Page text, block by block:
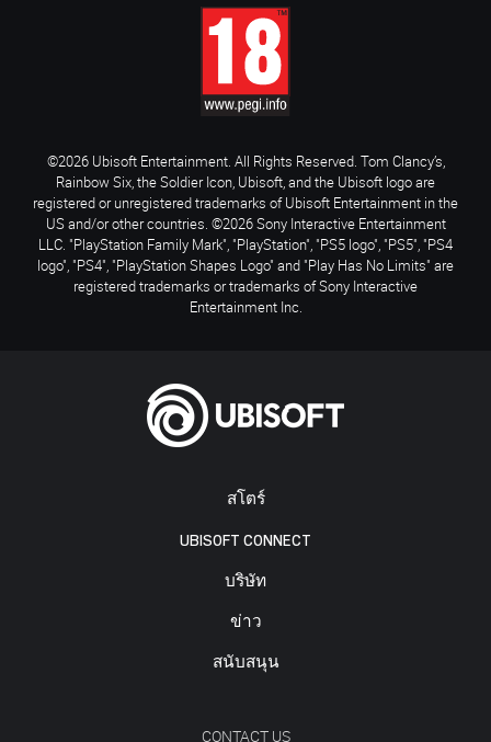
สโตร์
UBISOFT CONNECT
บริษัท
ข่าว
สนับสนุน
CONTACT US
©2026 Ubisoft Entertainment. All Rights Reserved. Tom Clancy’s,
Rainbow Six, the Soldier Icon, Ubisoft, and the Ubisoft logo are
registered or unregistered trademarks of Ubisoft Entertainment in the
US and/or other countries. ©2026 Sony Interactive Entertainment
LLC. "PlayStation Family Mark", "PlayStation", "PS5 logo", "PS5", "PS4
logo", "PS4", "PlayStation Shapes Logo" and "Play Has No Limits" are
registered trademarks or trademarks of Sony Interactive
Entertainment Inc.